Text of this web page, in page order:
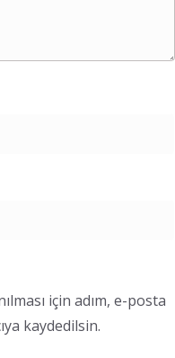
için adım, e-posta
kaydedilsin.